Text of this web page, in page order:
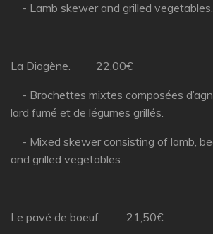
- Lamb skewer and grilled vegetables.
La Diogène. 22,00€
- Brochettes mixtes composées
lard fumé et de légumes grillés.
- Mixed skewer consisting of lamb,
and grilled vegetables.
Le pavé de boeuf. 21,50€